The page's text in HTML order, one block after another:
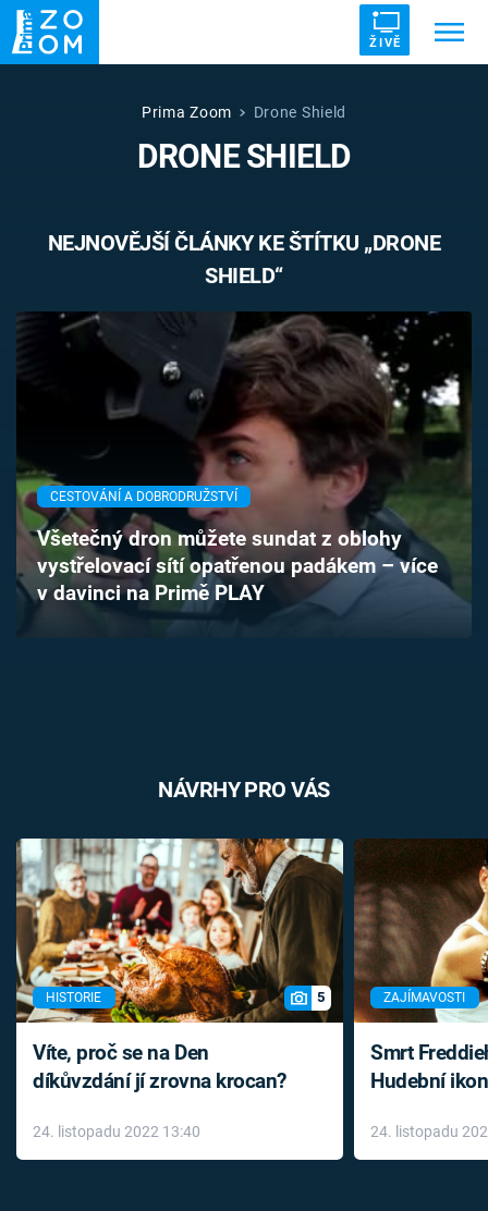
ŽIVĚ
UFO DRUHÁ SVĚTOVÁ VÁLKA
VETŘELCI DÁVNOVĚKU
Témata
TV Program
Časopis
Sledujte prima+
Prima Zoom Drone Shield
DRONE SHIELD
NEJNOVĚJŠÍ ČLÁNKY KE ŠTÍTKU „DRONE
SHIELD“
CESTOVÁNÍ A DOBRODRUŽSTVÍ
Všetečný dron můžete sundat z oblohy
vystřelovací sítí opatřenou padákem – více
v davinci na Primě PLAY
NÁVRHY PRO VÁS
HISTORIE 5
Víte, proč se na Den
díkůvzdání jí zrovna krocan?
24. listopadu 2022 13:40
ZAJÍMAVOSTI
Smrt
Hudební
léky
24. listopadu